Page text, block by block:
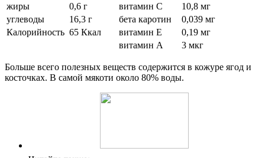
жиры
0,6 г витамин С
10,8 мг
углеводы
16,3 г бета каротин
0,039 мг
Калорийность 65 Ккал витамин Е
0,19 мг
витамин А
3 мкг
Больше всего полезных веществ содержится в кожуре ягод и
косточках. В самой мякоти около 80% воды.